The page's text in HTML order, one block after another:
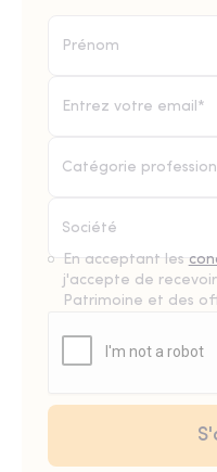
Catégorie
En acceptant les
j'accepte de
Patrimoine et des